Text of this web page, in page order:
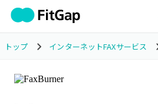
トップ インターネットFAXサービス